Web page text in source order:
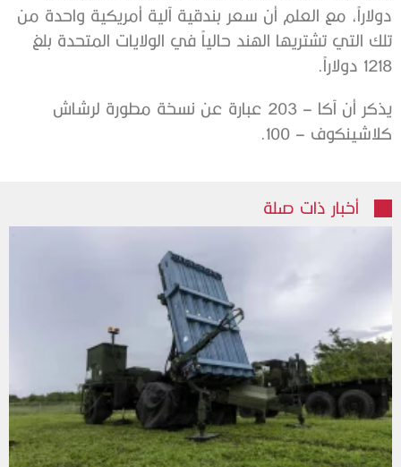
دولاراً، مع العلم أن سعر بندقية آلية أمريكية واحدة من
تلك التي تشتريها الهند حالياً في الولايات المتحدة بلغ
1218 دولاراً.
يذكر أن آكا – 203 عبارة عن نسخة مطورة لرشاش
كلاشينكوف – 100.
أخبار ذات صلة